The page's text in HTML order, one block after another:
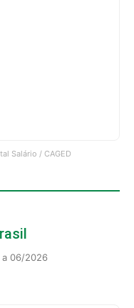
Salário / CAGED
a 06/2026